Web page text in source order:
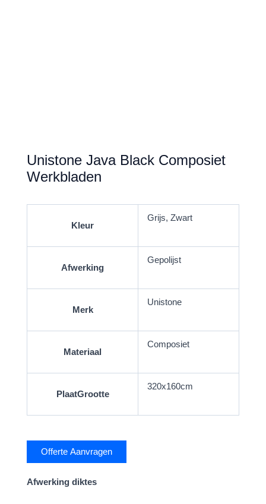
Unistone Java Black Composiet
Werkbladen
Kleur
Grijs, Zwart
Afwerking
Gepolijst
Merk
Unistone
Materiaal
Composiet
PlaatGrootte
320x160cm
Offerte Aanvragen
Afwerking diktes